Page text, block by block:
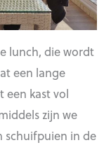
lunch, die wordt
een lange
een kast vol
zijn we
schuifpuien in de